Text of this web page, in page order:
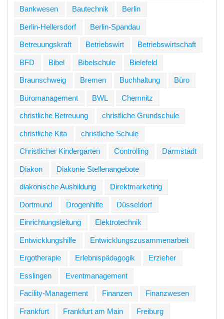
Bankwesen Bautechnik Berlin
Berlin-Hellersdorf Berlin-Spandau
Betreuungskraft Betriebswirt Betriebswirtschaft
BFD Bibel Bibelschule Bielefeld
Braunschweig Bremen Buchhaltung Büro
Büromanagement BWL Chemnitz
christliche Betreuung christliche Grundschule
christliche Kita christliche Schule
Christlicher Kindergarten Controlling Darmstadt
Diakon Diakonie Stellenangebote
diakonische Ausbildung Direktmarketing
Dortmund Drogenhilfe Düsseldorf
Einrichtungsleitung Elektrotechnik
Entwicklungshilfe Entwicklungszusammenarbeit
Ergotherapie Erlebnispädagogik Erzieher
Esslingen Eventmanagement
Facility-Management Finanzen Finanzwesen
Frankfurt Frankfurt am Main Freiburg